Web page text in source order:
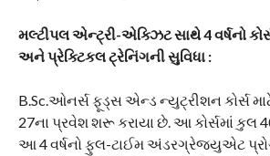
મલ્ટીપલ એન્ટ્રી-એક્ઝિટ સાથે 4 વર્ષનો
અને પ્રેક્ટિકલ ટ્રેનિંગની સુવિધા :
B.Sc.ઓનર્સ ફૂડ્સ એન્ડ ન્યુટ્રીશન કોર્સ
27ના પ્રવેશ શરૂ કરાયા છે. આ કોર્સમાં કુલ
આ 4 વર્ષનો ફુલ-ટાઈમ અંડરગ્રેજ્યુએટ